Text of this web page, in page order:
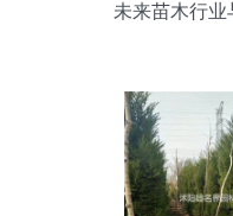
未来苗木行